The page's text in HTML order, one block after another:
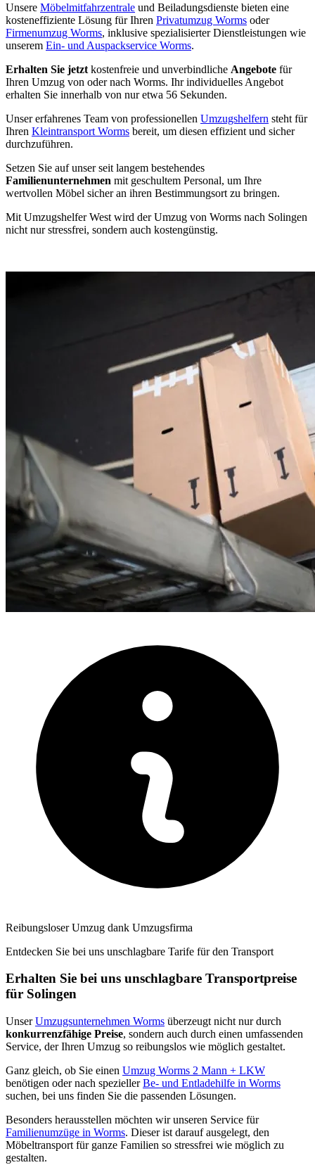
Unsere Möbelmitfahrzentrale und Beiladungsdienste bieten eine
kosteneffiziente Lösung für Ihren Privatumzug Worms oder
Firmenumzug Worms, inklusive spezialisierter Dienstleistungen wie
unserem Ein- und Auspackservice Worms.
Erhalten Sie jetzt kostenfreie und unverbindliche Angebote für
Ihren Umzug von oder nach Worms. Ihr individuelles Angebot
erhalten Sie innerhalb von nur etwa 56 Sekunden.
Unser erfahrenes Team von professionellen Umzugshelfern steht für
Ihren Kleintransport Worms bereit, um diesen effizient und sicher
durchzuführen.
Setzen Sie auf unser seit langem bestehendes
Familienunternehmen mit geschultem Personal, um Ihre
wertvollen Möbel sicher an ihren Bestimmungsort zu bringen.
Mit Umzugshelfer West wird der Umzug von Worms nach Solingen
nicht nur stressfrei, sondern auch kostengünstig.
Reibungsloser Umzug dank Umzugsfirma
Entdecken Sie bei uns unschlagbare Tarife für den Transport
Erhalten Sie bei uns unschlagbare Transportpreise
für Solingen
UnserUmzugsunternehmen Worms überzeugt nicht nur durch
konkurrenzfähige Preise, sondern auch durch einen umfassenden
Service, der Ihren Umzug so reibungslos wie möglich gestaltet.
Ganz gleich, ob Sie einen Umzug Worms 2 Mann + LKW
benötigen oder nach speziellerBe- und Entladehilfe in Worms
suchen, bei uns finden Sie die passenden Lösungen.
Besonders herausstellen möchten wir unseren Service für
Familienumzüge in Worms. Dieser ist darauf ausgelegt, den
Möbeltransport für ganze Familien so stressfrei wie möglich zu
gestalten.